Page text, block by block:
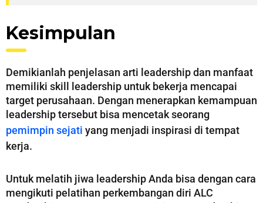
Kesimpulan
Demikianlah penjelasan arti leadership dan manfaat
memiliki skill leadership untuk bekerja mencapai
target perusahaan. Dengan menerapkan kemampuan
leadership tersebut bisa mencetak seorang
pemimpin sejati yang menjadi inspirasi di tempat
kerja.
Untuk melatih jiwa leadership Anda bisa dengan cara
mengikuti pelatihan perkembangan diri ALC